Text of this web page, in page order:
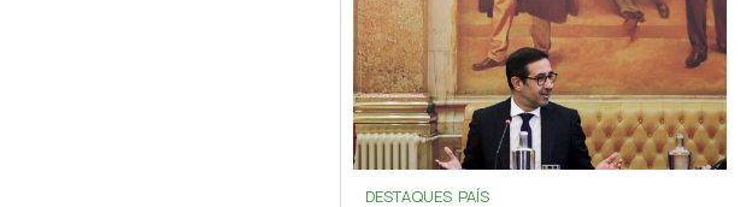
DESTAQUES PAÍS